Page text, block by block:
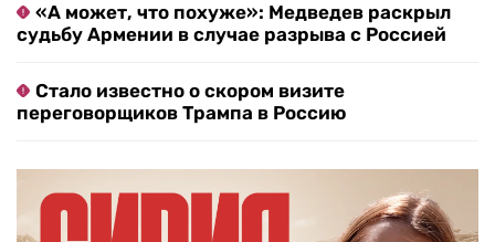
«А может, что похуже»: Медведев раскрыл
судьбу Армении в случае разрыва с Россией
Стало известно о скором визите
переговорщиков Трампа в Россию